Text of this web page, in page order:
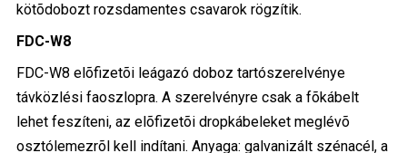
kötõdobozt rozsdamentes csavarok rögzítik.
FDC-W8
FDC-W8 elõfizetõi leágazó doboz tartószerelvénye
távközlési faoszlopra. A szerelvényre csak a fõkábelt
lehet feszíteni, az elõfizetõi dropkábeleket meglévõ
osztólemezrõl kell indítani. Anyaga: galvanizált szénacél, a